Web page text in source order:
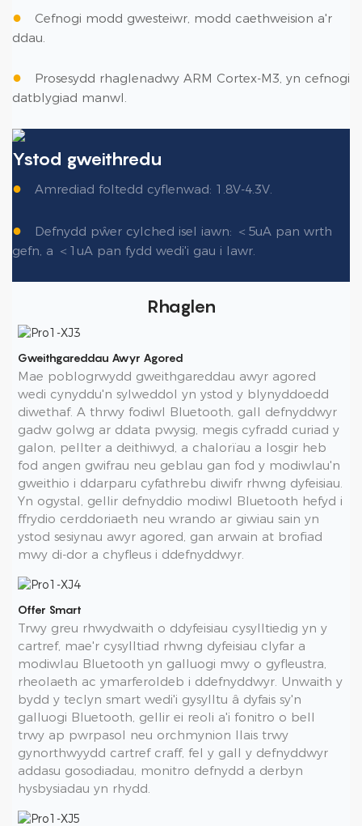
●
Cefnogi modd gwesteiwr, modd caethweision a'r
ddau.
●
Prosesydd rhaglenadwy ARM Cortex-M3, yn cefnogi
datblygiad manwl.
Ystod gweithredu
● Amrediad foltedd cyflenwad: 1.8V-4.3V.
●
Defnydd pŵer cylched isel iawn: ＜5uA pan wrth
gefn, a ＜1uA pan fydd wedi'i gau i lawr.
Rhaglen
Gweithgareddau Awyr Agored
Mae poblogrwydd gweithgareddau awyr agored
wedi cynyddu'n sylweddol yn ystod y blynyddoedd
diwethaf. A thrwy fodiwl Bluetooth, gall defnyddwyr
gadw golwg ar ddata pwysig, megis cyfradd curiad y
galon, pellter a deithiwyd, a chalorïau a losgir heb
fod angen gwifrau neu geblau gan fod y modiwlau'n
gweithio i ddarparu cyfathrebu diwifr rhwng dyfeisiau.
Yn ogystal, gellir defnyddio modiwl Bluetooth hefyd i
ffrydio cerddoriaeth neu wrando ar giwiau sain yn
ystod sesiynau awyr agored, gan arwain at brofiad
mwy di-dor a chyfleus i ddefnyddwyr.
Offer Smart
Trwy greu rhwydwaith o ddyfeisiau cysylltiedig yn y
cartref, mae'r cysylltiad rhwng dyfeisiau clyfar a
modiwlau Bluetooth yn galluogi mwy o gyfleustra,
rheolaeth ac ymarferoldeb i ddefnyddwyr. Unwaith y
bydd y teclyn smart wedi'i gysylltu â dyfais sy'n
galluogi Bluetooth, gellir ei reoli a'i fonitro o bell
trwy ap pwrpasol neu orchmynion llais trwy
gynorthwyydd cartref craff, fel y gall y defnyddwyr
addasu gosodiadau, monitro defnydd a derbyn
hysbysiadau yn rhydd.